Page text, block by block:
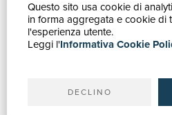
Questo sito usa cookie di
in forma aggregata e cookie di
l'esperienza utente.
Leggi l'Informativa Cookie
DECLINO
GUIDA
Ricerca